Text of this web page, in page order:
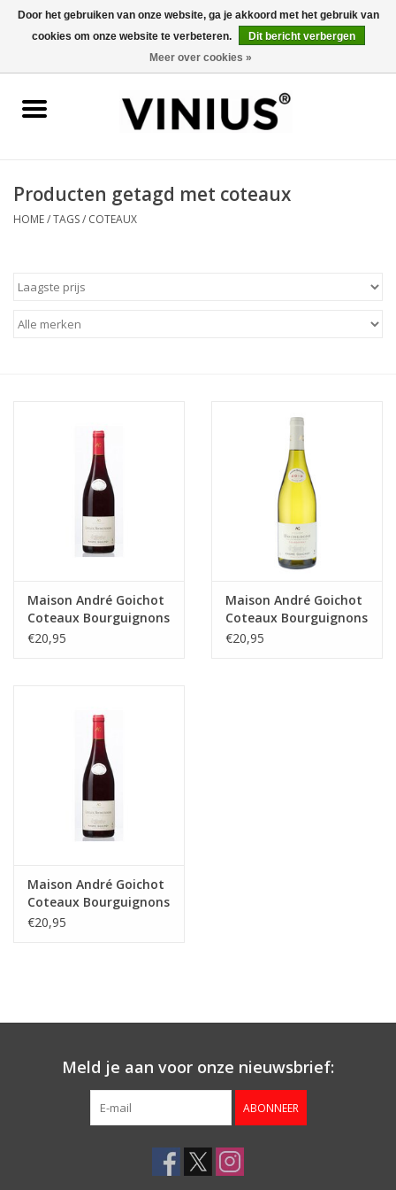
0 Artikelen - €0,00
Wijn per kleur/soort
Wijnproeverij
Over Vinius
Producten getagd met coteaux
HOME/TAGS/ COTEAUX
Maison André Goichot
Coteaux Bourguignons
Pinot Noir
€20,95
Maison André Goichot
Coteaux Bourguignons
Blanc
€20,95
Maison André Goichot
Coteaux Bourguignons
Pinot Noir
€20,95
Meld je aan voor onze nieuwsbrief:
ABONNEER
Door het gebruiken van onze website, ga je akkoord met het gebruik van
cookies om onze website te verbeteren.
Dit bericht verbergen
Meer over cookies »